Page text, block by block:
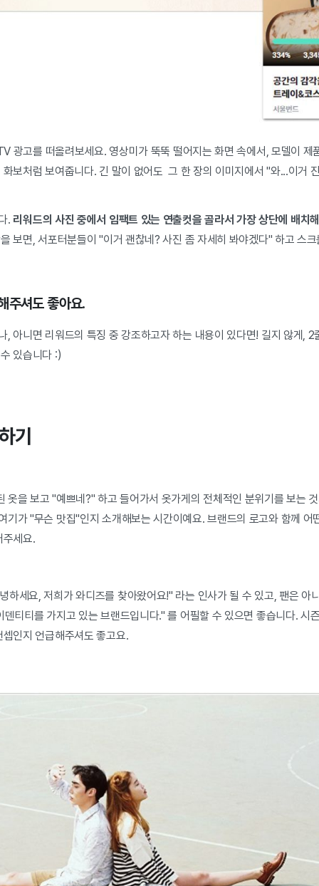
광고를 떠올려보세요. 영상미가 뚝뚝 떨어지는 화면 속에서, 모델이 제
보처럼 보여줍니다. 긴 말이 없어도 그 한 장의 이미지에서 "와...이거
. 리워드의 사진 중에서 임팩트 있는 연출컷을 골라서 가장 상단에 배치
보면, 서포터분들이 "이거 괜찮네? 사진 좀 자세히 봐야겠다" 하고 스
주셔도 좋아요.
, 아니면 리워드의 특징 중 강조하고자 하는 내용이 있다면! 길지 않게,
있습니다 :)
기
옷을 보고 "예쁘네?" 하고 들어가서 옷가게의 전체적인 분위기를 보는
기가 "무슨 맛집"인지 소개해보는 시간이예요. 브랜드의 로고와 함께 어
주세요.
하세요, 저희가 와디즈를 찾아왔어요!" 라는 인사가 될 수 있고, 팬은 아
티티를 가지고 있는 브랜드입니다." 를 어필할 수 있으면 좋습니다. 시
인지 언급해주셔도 좋고요.